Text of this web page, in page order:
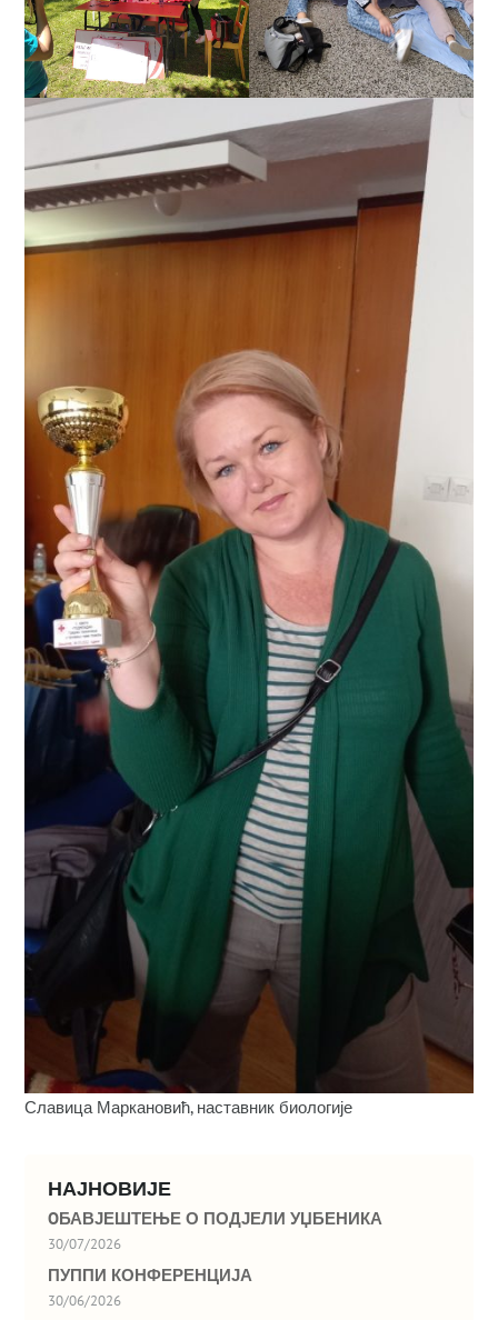
Славица Маркановић, наставник биологије
НАЈНОВИЈЕ
OБАВЈЕШТЕЊЕ О ПОДЈЕЛИ УЏБЕНИКА
30/07/2026
ПУППИ КОНФЕРЕНЦИЈА
30/06/2026